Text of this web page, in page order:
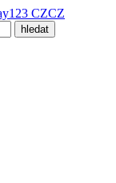
CZ
hledat